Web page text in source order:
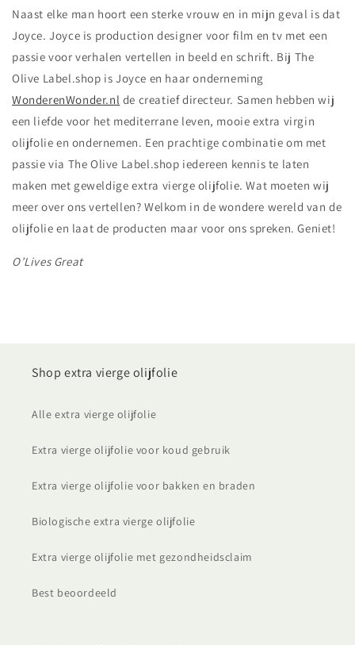
Naast elke man hoort een sterke vrouw en in mijn geval is dat
Joyce. Joyce is production designer voor film en tv met een
passie voor verhalen vertellen in beeld en schrift. Bij The
Olive Label.shop is Joyce en haar onderneming
WonderenWonder.nl de creatief directeur. Samen hebben wij
een liefde voor het mediterrane leven, mooie extra virgin
olijfolie en ondernemen. Een prachtige combinatie om met
passie via The Olive Label.shop iedereen kennis te laten
maken met geweldige extra vierge olijfolie. Wat moeten wij
meer over ons vertellen? Welkom in de wondere wereld van de
olijfolie en laat de producten maar voor ons spreken. Geniet!
O’Lives Great
Shop extra vierge olijfolie
Alle extra vierge olijfolie
Extra vierge olijfolie voor koud gebruik
Extra vierge olijfolie voor bakken en braden
Biologische extra vierge olijfolie
Extra vierge olijfolie met gezondheidsclaim
Best beoordeeld